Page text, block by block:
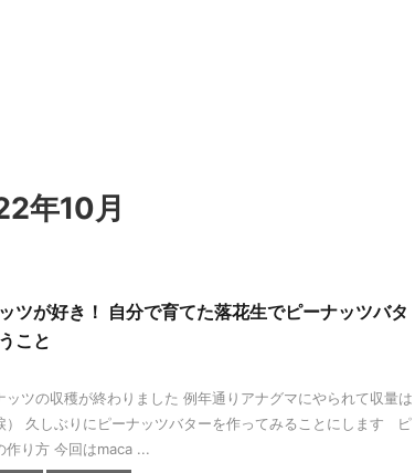
年10月
ツが好き！ 自分で育てた落花生でピーナッツバタ
こと
ッツの収穫が終わりました 例年通りアナグマにやられて収量は
） 久しぶりにピーナッツバターを作ってみることにします ピ
作り方 今回はmaca ...